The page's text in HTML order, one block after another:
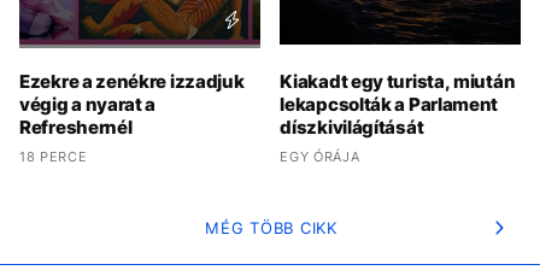
Ezekre a zenékre izzadjuk
végig a nyarat a
Refreshernél
18 PERCE
Kiakadt egy turista, miután
lekapcsolták a Parlament
díszkivilágítását
EGY ÓRÁJA
MÉG TÖBB CIKK